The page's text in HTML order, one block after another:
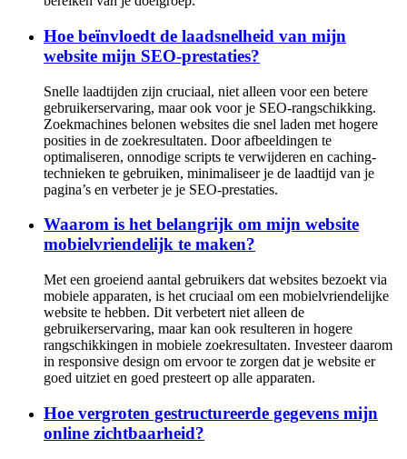
Hoe beïnvloedt de laadsnelheid van mijn
website mijn SEO-prestaties?
Snelle laadtijden zijn cruciaal, niet alleen voor een betere
gebruikerservaring, maar ook voor je SEO-rangschikking.
Zoekmachines belonen websites die snel laden met hogere
posities in de zoekresultaten. Door afbeeldingen te
optimaliseren, onnodige scripts te verwijderen en caching-
technieken te gebruiken, minimaliseer je de laadtijd van je
pagina’s en verbeter je je SEO-prestaties.
Waarom is het belangrijk om mijn website
mobielvriendelijk te maken?
Met een groeiend aantal gebruikers dat websites bezoekt via
mobiele apparaten, is het cruciaal om een ​​mobielvriendelijke
website te hebben. Dit verbetert niet alleen de
gebruikerservaring, maar kan ook resulteren in hogere
rangschikkingen in mobiele zoekresultaten. Investeer daarom
in responsive design om ervoor te zorgen dat je website er
goed uitziet en goed presteert op alle apparaten.
Hoe vergroten gestructureerde gegevens mijn
online zichtbaarheid?